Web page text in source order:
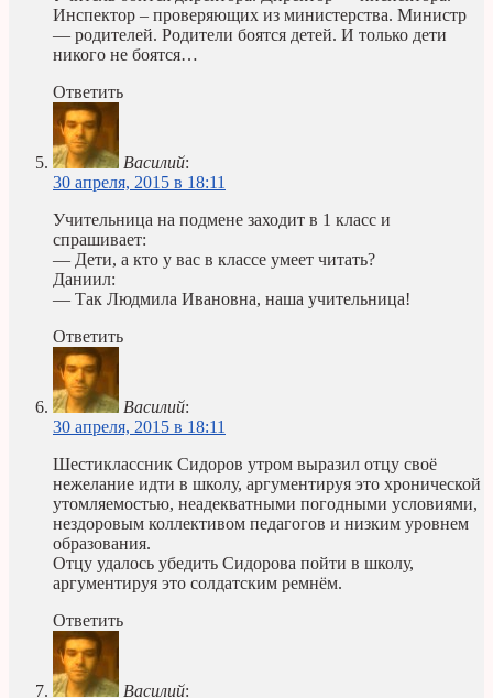
Инспектор – проверяющих из министерства. Министр
— родителей. Родители боятся детей. И только дети
никого не боятся…
Ответить
Василий:
30 апреля, 2015 в 18:11
Учительница на подмене заходит в 1 класс и
спрашивает:
— Дети, а кто у вас в классе умеет читать?
Даниил:
— Так Людмила Ивановна, наша учительница!
Ответить
Василий:
30 апреля, 2015 в 18:11
Шестиклассник Сидоров утром выразил отцу своё
нежелание идти в школу, аргументируя это хронической
утомляемостью, неадекватными погодными условиями,
нездоровым коллективом педагогов и низким уровнем
образования.
Отцу удалось убедить Сидорова пойти в школу,
аргументируя это солдатским ремнём.
Ответить
Василий: